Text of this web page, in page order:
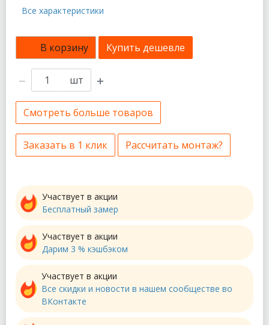
Все характеристики
В корзину Купить дешевле
шт
Смотреть больше товаров
Заказать в 1 клик Рассчитать монтаж?
Участвует в акции
Бесплатный замер
Участвует в акции
Дарим 3 % кэшбэком
Участвует в акции
Все скидки и новости в нашем сообществе во
ВКонтакте